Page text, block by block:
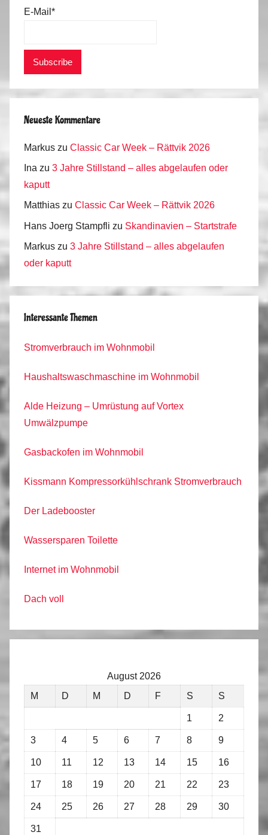
E-Mail*
Neueste Kommentare
Markus zu Classic Car Week – Rättvik 2026
Ina zu 3 Jahre Stillstand – alles abgelaufen oder
kaputt
Matthias zu Classic Car Week – Rättvik 2026
Hans Joerg Stampfli zu Skandinavien – Startstrafe
Markus zu 3 Jahre Stillstand – alles abgelaufen
oder kaputt
Interessante Themen
Stromverbrauch im Wohnmobil
Haushaltswaschmaschine im Wohnmobil
Alde Heizung – Umrüstung auf Vortex
Umwälzpumpe
Gasbackofen im Wohnmobil
Kissmann Kompressorkühlschrank Stromverbrauch
Der Ladebooster
Wassersparen Toilette
Internet im Wohnmobil
Dach voll
August 2026
M
D M D F S S
1 2
3 4 5 6 7 8 9
10 11 12 13 14 15 16
17 18 19 20 21 22 23
24 25 26 27 28 29 30
31